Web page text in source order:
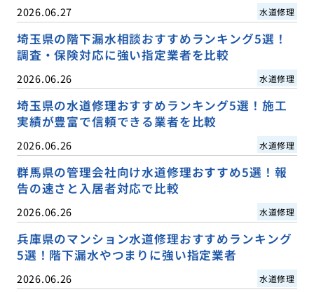
2026.06.27 水道修理
埼玉県の階下漏水相談おすすめランキング5選！
調査・保険対応に強い指定業者を比較
2026.06.26 水道修理
埼玉県の水道修理おすすめランキング5選！施工
実績が豊富で信頼できる業者を比較
2026.06.26 水道修理
群馬県の管理会社向け水道修理おすすめ5選！報
告の速さと入居者対応で比較
2026.06.26 水道修理
兵庫県のマンション水道修理おすすめランキング
5選！階下漏水やつまりに強い指定業者
2026.06.26 水道修理